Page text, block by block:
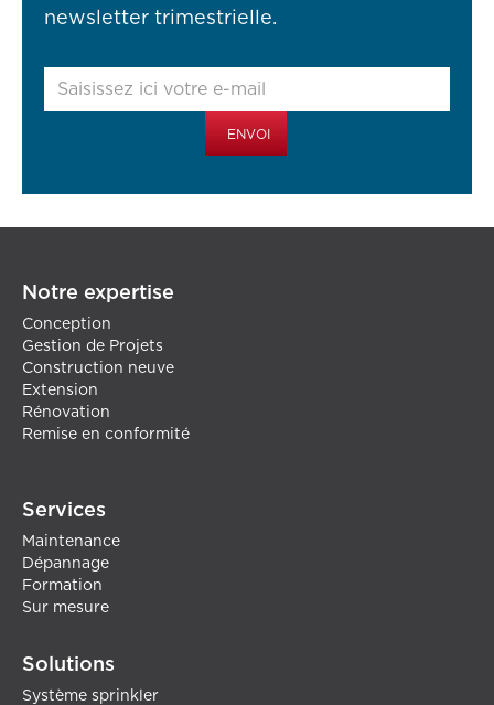
newsletter trimestrielle.
Notre expertise
Conception
Gestion de Projets
Construction neuve
Extension
Rénovation
Remise en conformité
Services
Maintenance
Dépannage
Formation
Sur mesure
Solutions
Système sprinkler